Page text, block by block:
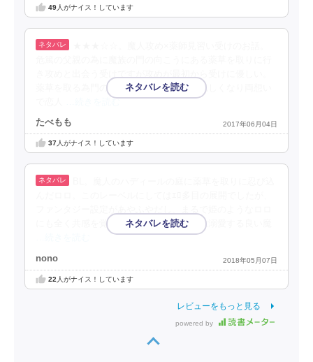
49人がナイス！しています
薬草を取る為門の鍵も与えられ通う内に親しくなり両想い
…続きを読む
たべもも 2017年06月04日
37人がナイス！しています
にも全く共感を覚えず苦戦。ハディールは溺愛する良い魔
nono 2018年05月07日
22 人がナイス！しています
レビューをもっと見る
powered by